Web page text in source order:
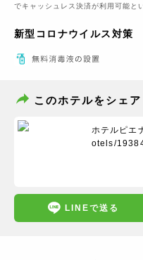
でキャッシュレス決済が利用可能と
新型コロナウイルス対策
このホテルをシェア
ホテルピエ
otels/
LINEで送る